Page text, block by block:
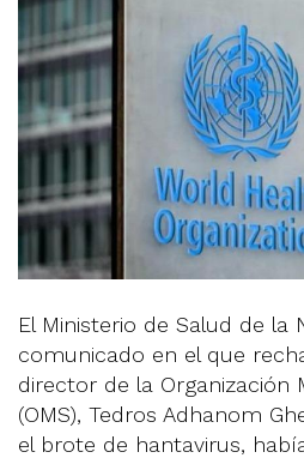
El Ministerio de Salud de la
comunicado en el que
director de la Organización
(OMS), Tedros Adhanom
el brote de hantavirus,